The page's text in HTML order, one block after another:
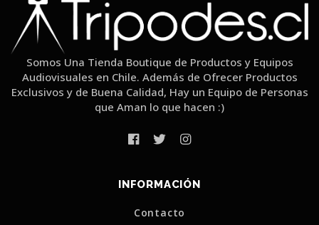
Somos Una Tienda Boutique de Productos y Equipos
Audiovisuales en Chile. Además de Ofrecer Productos
Exclusivos y de Buena Calidad, Hay un Equipo de Personas
que Aman lo que hacen :)
INFORMACIÓN
Contacto